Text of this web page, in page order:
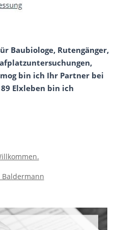
Baubiologe, Rutengänger,
bin ich Ihr Partner bei
Elxleben bin ich
Baldermann